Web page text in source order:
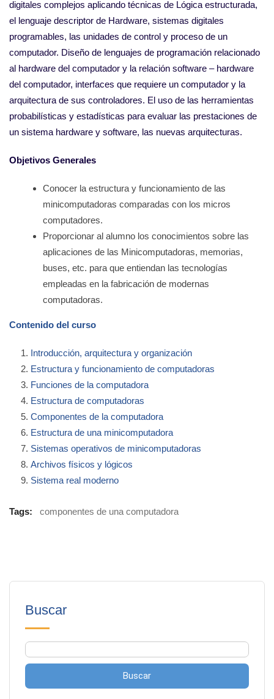
digitales complejos aplicando técnicas de Lógica estructurada,
el lenguaje descriptor de Hardware, sistemas digitales
programables, las unidades de control y proceso de un
computador. Diseño de lenguajes de programación relacionado
al hardware del computador y la relación software – hardware
del computador, interfaces que requiere un computador y la
arquitectura de sus controladores. El uso de las herramientas
probabilísticas y estadísticas para evaluar las prestaciones de
un sistema hardware y software, las nuevas arquitecturas.
Objetivos Generales
Conocer la estructura y funcionamiento de las
minicomputadoras comparadas con los micros
computadores.
Proporcionar al alumno los conocimientos sobre las
aplicaciones de las Minicomputadoras, memorias,
buses, etc. para que entiendan las tecnologías
empleadas en la fabricación de modernas
computadoras.
Contenido del curso
Introducción, arquitectura y organización
Estructura y funcionamiento de computadoras
Funciones de la computadora
Estructura de computadoras
Componentes de la computadora
Estructura de una minicomputadora
Sistemas operativos de minicomputadoras
Archivos físicos y lógicos
Sistema real moderno
Tags: componentes de una computadora
Buscar
Buscar